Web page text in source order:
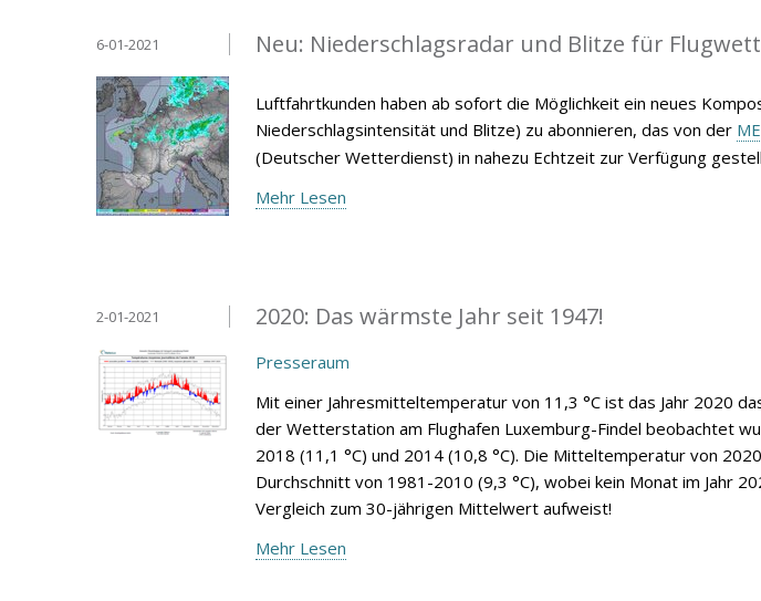
Neu: Niederschlagsradar und Blitze für
6-01-2021
Luftfahrtkunden haben ab sofort die Möglichkeit ein neues
Niederschlagsintensität und Blitze) zu abonnieren, das von der
(Deutscher Wetterdienst) in nahezu Echtzeit zur Verfügung
Mehr Lesen
2020: Das wärmste Jahr seit 1947!
2-01-2021
Presseraum
Mit einer Jahresmitteltemperatur von 11,3 °C ist das Jahr 2020
der Wetterstation am Flughafen Luxemburg-Findel beobachtet
2018 (11,1 °C) und 2014 (10,8 °C). Die Mitteltemperatur von
Durchschnitt von 1981-2010 (9,3 °C), wobei kein Monat im Jahr
Vergleich zum 30-jährigen Mittelwert aufweist!
Mehr Lesen